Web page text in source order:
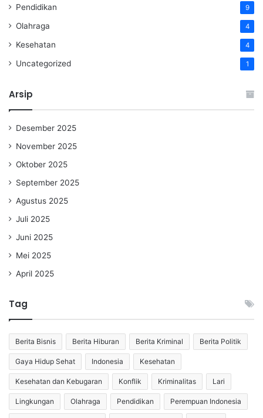
Pendidikan 9
Olahraga 4
Kesehatan 4
Uncategorized 1
Arsip
Desember 2025
November 2025
Oktober 2025
September 2025
Agustus 2025
Juli 2025
Juni 2025
Mei 2025
April 2025
Tag
Berita Bisnis Berita Hiburan Berita Kriminal Berita Politik
Gaya Hidup Sehat Indonesia Kesehatan
Kesehatan dan Kebugaran Konflik Kriminalitas Lari
Lingkungan Olahraga Pendidikan Perempuan Indonesia